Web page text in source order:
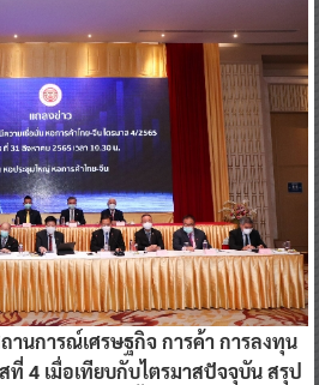
านการณ์เศรษฐกิจ การค้า การลงทุน
ที่ 4 เมื่อเทียบกับไตรมาสปัจจุบัน สรุป